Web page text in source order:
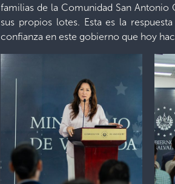
familias de la Comunidad San Antonio
sus propios lotes. Esta es la
confianza en este gobierno que hoy